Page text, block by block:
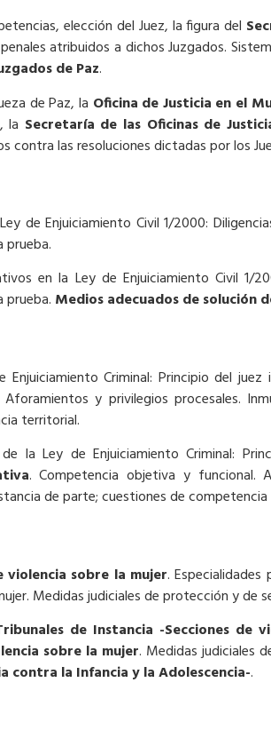
elección del Juez, la figura del
atribuidos a dichos Juzgados.
de Paz.
de Paz, la Oficina de Justicia en el
la Secretaría de las Oficinas de
contra las resoluciones dictadas por los
de Enjuiciamiento Civil 1/2000:
prueba.
en la Ley de Enjuiciamiento Civil 1/
prueba. Medios adecuados de solución
Criminal: Principio del
y privilegios procesales.
territorial.
la Ley de Enjuiciamiento Criminal:
. Competencia objetiva y funcional.
de parte; cuestiones de
violencia sobre la mujer.
Medidas judiciales de protección y de
de Instancia -Secciones de
sobre la mujer. Medidas judiciales
contra la Infancia y la Adolescencia-.